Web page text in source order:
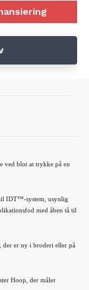
ved blot at trykke på en
IDT™-system, usynlig
med åben tå til
er ny i broderi eller på
Hoop, der måler